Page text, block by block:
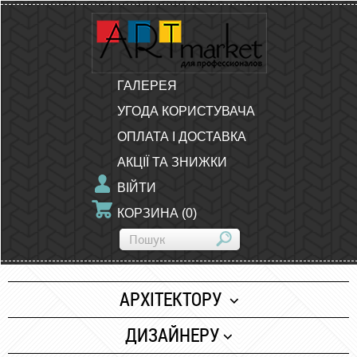
ГАЛЕРЕЯ
УГОДА КОРИСТУВАЧА
ОПЛАТА І ДОСТАВКА
АКЦІЇ ТА ЗНИЖКИ
ВІЙТИ
КОРЗИНА (0)
АРХІТЕКТОРУ
Папір
ДИЗАЙНЕРУ